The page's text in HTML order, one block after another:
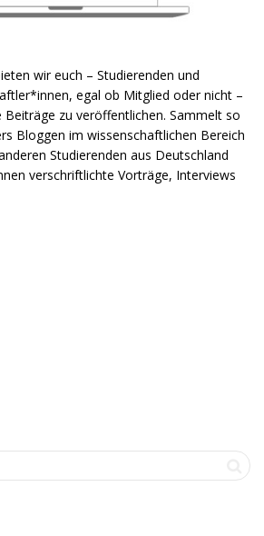
wir euch – Studierenden und
egal ob Mitglied oder nicht –
zu veröffentlichen. Sammelt so
Bloggen im wissenschaftlichen Bereich
Studierenden aus Deutschland
verschriftlichte Vorträge, Interviews